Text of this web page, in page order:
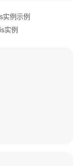
实例示例
实例